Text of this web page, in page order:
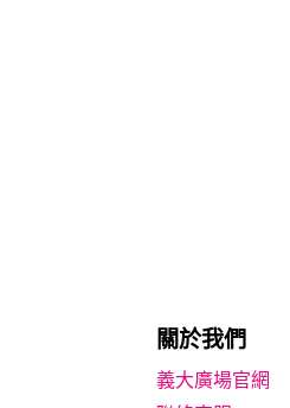
關於我們
義大廣場官網